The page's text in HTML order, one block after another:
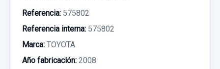
Referencia: 575802
Referencia interna: 575802
Marca: TOYOTA
Año fabricación: 2008